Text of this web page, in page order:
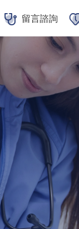
留言諮詢